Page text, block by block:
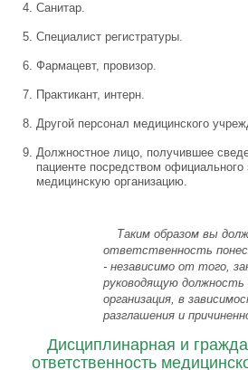
Санитар.
Специалист регистратуры.
Фармацевт, провизор.
Практикант, интерн.
Другой персонал медицинского
Должностное лицо, получившее
пациенте посредством официального
медицинскую организацию.
Таким образом вы
ответственность
- независимо от того,
руководящую
организация, в
разглашения и
Дисциплинарная и
ответственность